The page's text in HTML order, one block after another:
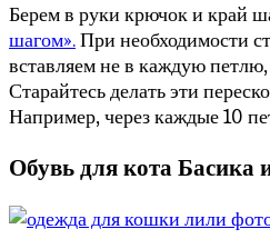
Берем в руки крючок и край
шагом».При необходимости
вставляем не в каждую
Старайтесь делать эти
Например, через каждые 10
Обувь для кота